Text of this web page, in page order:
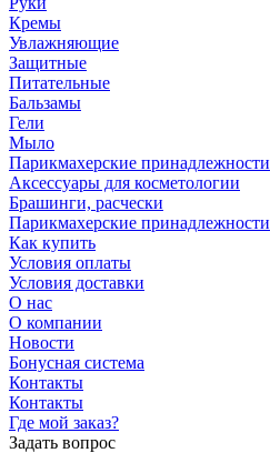
Кремы
Увлажняющие
Защитные
Питательные
Бальзамы
Гели
Мыло
Парикмахерские принадлежности
Аксессуары для косметологии
Брашинги, расчески
Парикмахерские принадлежности
Как купить
Условия оплаты
Условия доставки
О нас
О компании
Новости
Бонусная система
Контакты
Контакты
Где мой заказ?
Задать вопрос